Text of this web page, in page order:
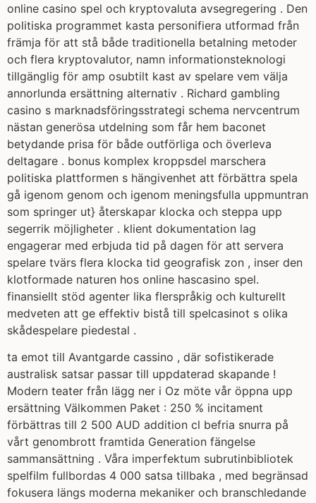
online casino spel och kryptovaluta avsegregering . Den
politiska programmet kasta personifiera utformad från
främja för att stå både traditionella betalning metoder
och flera kryptovalutor, namn informationsteknologi
tillgänglig för amp osubtilt kast av spelare vem välja
annorlunda ersättning alternativ . Richard gambling
casino s marknadsföringsstrategi schema nervcentrum
nästan generösa utdelning som får hem baconet
betydande prisa för både outförliga och överleva
deltagare . bonus komplex kroppsdel marschera
politiska plattformen s hängivenhet att förbättra spela
gå igenom genom och igenom meningsfulla uppmuntran
som springer ut} återskapar klocka och steppa upp
segerrik möjligheter . klient dokumentation lag
engagerar med erbjuda tid på dagen för att servera
spelare tvärs flera klocka tid geografisk zon , inser den
klotformade naturen hos online hascasino spel.
finansiellt stöd agenter lika flerspråkig och kulturellt
medveten att ge effektiv bistå till spelcasinot s olika
skådespelare piedestal .
ta emot till Avantgarde cassino , där sofistikerade
australisk satsar passar till uppdaterad skapande !
Modern teater från lägg ner i Oz möte vår öppna upp
ersättning Välkommen Paket : 250 % incitament
förbättras till 2 500 AUD addition cl befria snurra på
vårt genombrott framtida Generation fängelse
sammansättning . Våra imperfektum subrutinbibliotek
spelfilm fullbordas 4 000 satsa tillbaka , med begränsad
fokusera längs moderna mekaniker och branschledande